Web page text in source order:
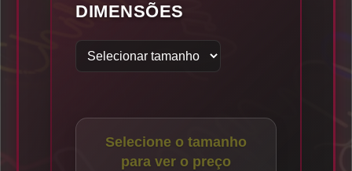
DIMENSÕES
Selecione o tamanho
para ver o preço